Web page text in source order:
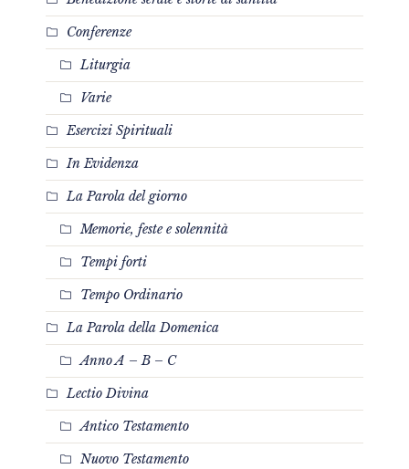
Conferenze
Liturgia
Varie
Esercizi Spirituali
In Evidenza
La Parola del giorno
Memorie, feste e solennità
Tempi forti
Tempo Ordinario
La Parola della Domenica
Anno A – B – C
Lectio Divina
Antico Testamento
Nuovo Testamento